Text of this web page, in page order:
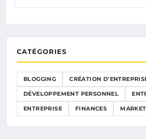
CATÉGORIES
BLOGGING CRÉATION
DÉVELOPPEMENT PERSONNEL
ENTREPRISE FINANCES